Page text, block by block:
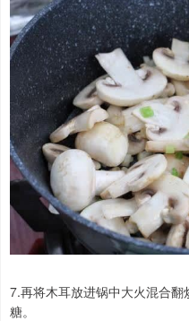
7.再将木耳放进锅中大火混合
糖。